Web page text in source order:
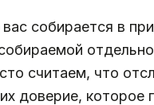
собирается в
считаем, что
доверие, которое